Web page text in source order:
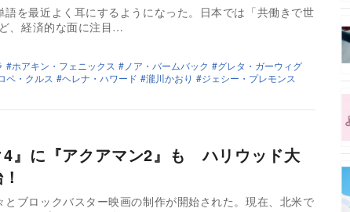
語を最近よく耳にするようになった。日本では「共働きで世
、経済的な面に注目…
ホアキン・フェニックス ノア・バームバック
グレタ・ガーウィグ
ペ・クルス ヘレナ・ハワード 瀧川かおり ジェシー・プレモンス
4』に『アクアマン2』も ハリウッド大
ブロックバスター映画の制作が開始された。現在、北米で